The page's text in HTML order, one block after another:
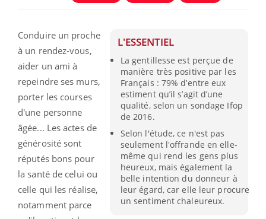
L'ESSENTIEL
La gentillesse est perçue de
manière très positive par les
Français : 79% d’entre eux
estiment qu’il s’agit d’une
qualité, selon un sondage Ifop
de 2016.
Selon l'étude, ce n'est pas
seulement l'offrande en elle-
même qui rend les gens plus
heureux, mais également la
belle intention du donneur à
leur égard, car elle leur procure
un sentiment chaleureux.
Conduire un proche
à un rendez-vous,
aider un ami à
repeindre ses murs,
porter les courses
d'une personne
âgée... Les actes de
générosité sont
réputés bons pour
la santé de celui ou
celle qui les réalise,
notamment parce